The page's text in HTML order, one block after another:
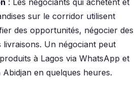
sur le corridor utilisent
des opportunités, négocier des
Un négociant peut
à Lagos via WhatsApp et
en quelques heures.